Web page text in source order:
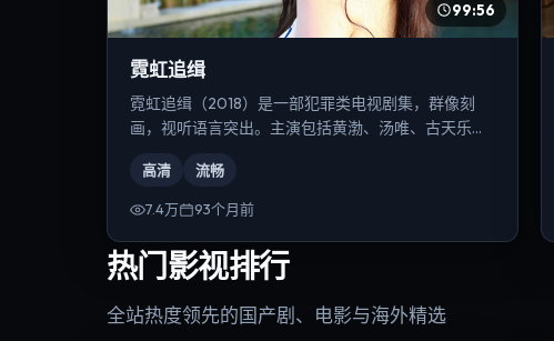
99:56
霓虹追缉
霓虹追缉（2018）是一部犯罪类电视剧集，群像刻
画，视听语言突出。主演包括黄渤、汤唯、古天乐
高清 流畅
7.4万 93个月前
热门影视排行
全站热度领先的国产剧、电影与海外精选